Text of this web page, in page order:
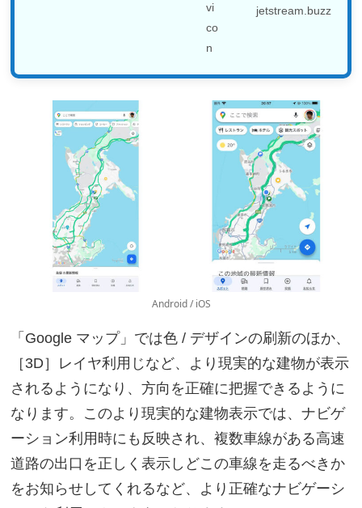
jetstream.buzz
Android / iOS
「Google マップ」では色 / デザインの刷新のほか、
［3D］レイヤ利用じなど、より現実的な建物が表示
されるようになり、方向を正確に把握できるように
なります。このより現実的な建物表示では、ナビゲ
ーション利用時にも反映され、複数車線がある高速
道路の出口を正しく表示しどこの車線を走るべきか
をお知らせしてくれるなど、より正確なナビゲーシ